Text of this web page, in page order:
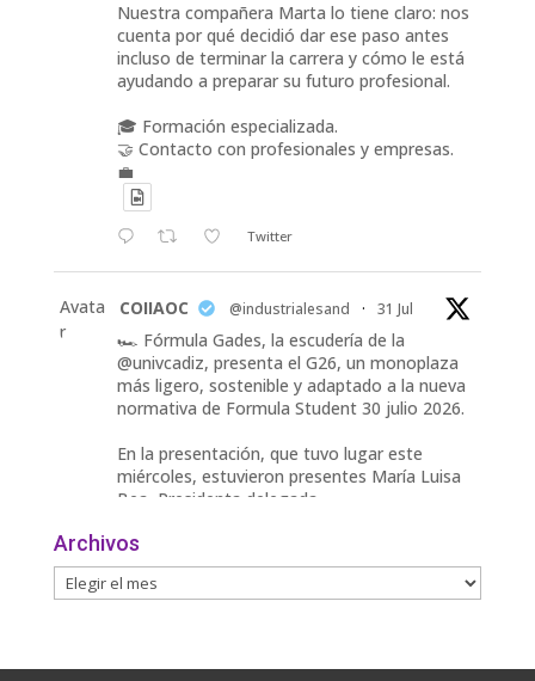
Nuestra compañera Marta lo tiene claro: nos
cuenta por qué decidió dar ese paso antes
incluso de terminar la carrera y cómo le está
ayudando a preparar su futuro profesional.
🎓 Formación especializada.
🤝 Contacto con profesionales y empresas.
💼
Twitter
Avata
r
COIIAOC @industrialesand · 31 Jul
🏎️ Fórmula Gades, la escudería de la
@univcadiz, presenta el G26, un monoplaza
más ligero, sostenible y adaptado a la nueva
normativa de Formula Student 30 julio 2026.
En la presentación, que tuvo lugar este
miércoles, estuvieron presentes María Luisa
Bea, Presidenta delegada
Twitter
📢ℹ️ El Gobierno acelera la electrificación
Archivos